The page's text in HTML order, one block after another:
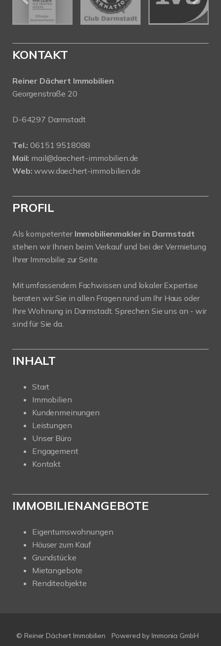
KONTAKT
Reiner Dächert Immobilien
Georgenstraße 20
D-64297 Darmstadt
Tel.: 06151 9518088
Mail: mail@daechert-immobilien.de
Web: www.daechert-immobilien.de
PROFIL
Als kompetenter Immobilienmakler in Darmstadt
stehen wir Ihnen beim Verkauf und bei der Vermietung
Ihrer Immobilie zur Seite.
Mit umfassendem Fachwissen und lokaler Expertise
beraten wir Sie in allen Fragen rund um Ihr Haus oder
Ihre Wohnung in Darmstadt. Sprechen Sie uns an - wir
sind für Sie da.
INHALT
Start
Immobilien
Kundenmeinungen
Leistungen
Unser Büro
Engagement
Kontakt
IMMOBILIENANGEBOTE
Eigentumswohnungen
Häuser zum Kauf
Grundstücke
Mietangebote
Renditeobjekte
© Reiner Dächert Immobilien Powered by Immonia GmbH